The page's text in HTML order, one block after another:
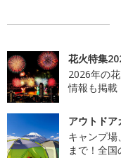
花火特集
2026年の
情報も掲載
アウトドア
キャンプ
まで！全